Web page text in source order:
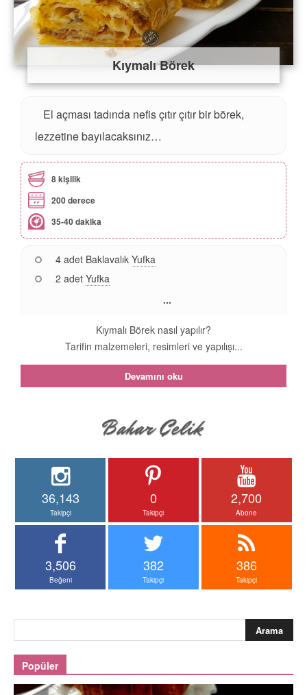
Kıymalı Börek
El açması tadında nefis çıtır çıtır bir börek,
lezzetine bayılacaksınız…
8 kişilik
200 derece
35-40 dakika
4 adet Baklavalık Yufka
2 adet Yufka
...
Kıymalı Börek nasıl yapılır?
Tarifin malzemeleri, resimleri ve yapılışı...
Devamını oku
36,143
Takipçi
0
Takipçi
2,700
Abone
3,506
Beğeni
382
Takipçi
386
Takipçi
Popüler